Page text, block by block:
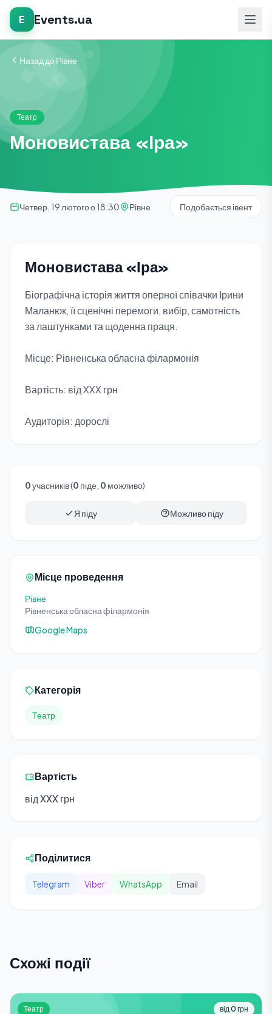
E Events.ua
Назад до Рівне
Театр
Моновистава «Іра»
Четвер, 19 лютого о 18:30 Рівне Подобається івент
Моновистава «Іра»
Біографічна історія життя оперної співачки Ірини
Маланюк, її сценічні перемоги, вибір, самотність
за лаштунками та щоденна праця.
Місце: Рівненська обласна філармонія
Вартість: від XXX грн
Аудиторія: дорослі
0учасників (0 піде, 0 можливо)
Я піду Можливо піду
Місце проведення
Рівне
Рівненська обласна філармонія
Google Maps
Категорія
Театр
Вартість
від XXX грн
Поділитися
Telegram Viber WhatsApp Email
Схожі події
Театр від 0 грн